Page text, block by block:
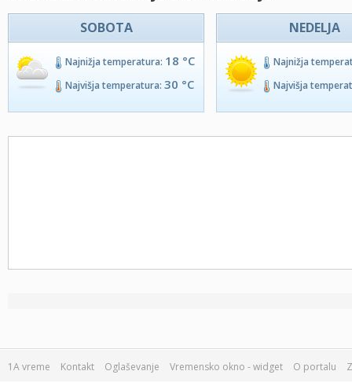
SOBOTA
Najnižja temperatura: 18 °C
Najvišja temperatura: 30 °C
NEDELJA
Najnižja
Najvišja
1A vreme Kontakt Oglaševanje Vremensko okno - widget O portalu